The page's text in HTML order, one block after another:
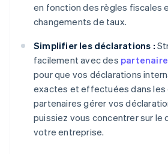
en fonction des règles fiscales
changements de taux.
Simplifier les déclarations :
facilement avec des
pour que vos déclarations
exactes et effectuées dans les
partenaires gérer vos
puissiez vous concentrer sur le
votre entreprise.